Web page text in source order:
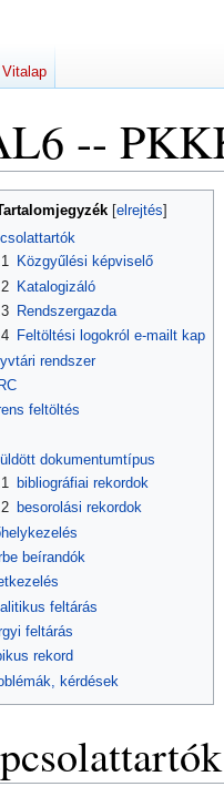
--
Közgyűlési képviselő
Katalogizáló
Rendszergazda
Feltöltési logokról e-mailt kap
rendszer
feltöltés
dokumentumtípus
bibliográfiai rekordok
besorolási rekordok
beírandók
feltárás
feltárás
rekord
kérdések
Vitalap